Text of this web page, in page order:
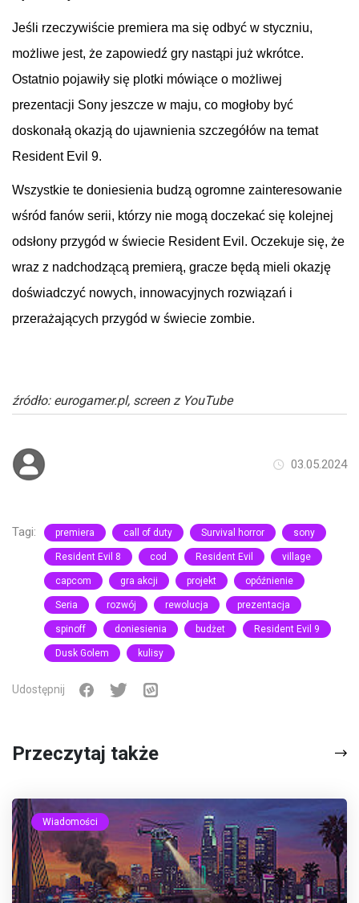
Jeśli rzeczywiście premiera ma się odbyć w styczniu,
możliwe jest, że zapowiedź gry nastąpi już wkrótce.
Ostatnio pojawiły się plotki mówiące o możliwej
prezentacji Sony jeszcze w maju, co mogłoby być
doskonałą okazją do ujawnienia szczegółów na temat
Resident Evil 9.
Wszystkie te doniesienia budzą ogromne zainteresowanie
wśród fanów serii, którzy nie mogą doczekać się kolejnej
odsłony przygód w świecie Resident Evil . Oczekuje się, że
wraz z nadchodzącą premierą, gracze będą mieli okazję
doświadczyć nowych, innowacyjnych rozwiązań i
przerażających przygód w świecie zombie.
źródło: eurogamer.pl, screen z YouTube
03.05.2024
Tagi: premiera call of duty Survival horror sony
Resident Evil 8 cod Resident Evil village
capcom gra akcji projekt opóźnienie
Seria rozwój rewolucja prezentacja
spinoff doniesienia budżet Resident Evil 9
Dusk Golem kulisy
Udostępnij
Przeczytaj także
Wiadomości